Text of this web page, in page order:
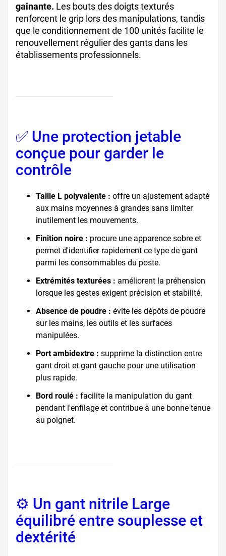
gainante. Les bouts des doigts texturés
renforcent le grip lors des manipulations, tandis
que le conditionnement de 100 unités facilite le
renouvellement régulier des gants dans les
établissements professionnels.
✅ Une protection jetable
conçue pour garder le
contrôle
Taille L polyvalente : offre un ajustement adapté
aux mains moyennes à grandes sans limiter
inutilement les mouvements.
Finition noire : procure une apparence sobre et
permet d'identifier rapidement ce type de gant
parmi les consommables du poste.
Extrémités texturées : améliorent la préhension
lorsque les gestes exigent précision et stabilité.
Absence de poudre : évite les dépôts de poudre
sur les mains, les outils et les surfaces
manipulées.
Port ambidextre : supprime la distinction entre
gant droit et gant gauche pour une utilisation
plus rapide.
Bord roulé : facilite la manipulation du gant
pendant l'enfilage et contribue à une bonne tenue
au poignet.
⚙️ Un gant nitrile Large
équilibré entre souplesse et
dextérité